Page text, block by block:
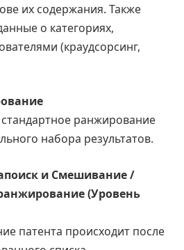
их содержания. Также
о категориях,
(краудсорсинг,
ранжирование
набора результатов.
и Смешивание /
(Уровень
патента происходит после